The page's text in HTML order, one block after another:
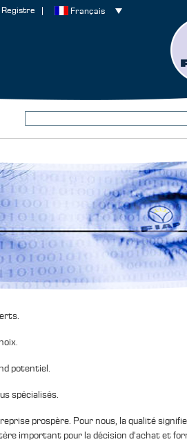
Registre Français
potentiel.
spécialisés.
prospère. Pour nous, la qualité
important pour la décision d'achat et